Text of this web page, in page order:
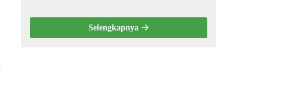
Selengkapnya